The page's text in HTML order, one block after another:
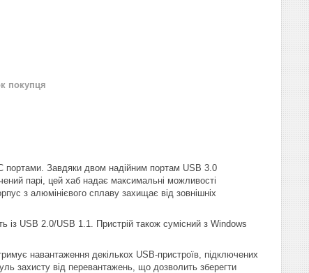
покупця
портами. Завдяки двом надійним портам USB 3.0
парі, цей хаб надає максимальні можливості
з алюмінієвого сплаву захищає від зовнішніх
із USB 2.0/USB 1.1. Пристрій також сумісний з Windows
навантаження декількох USB-пристроїв, підключених
захисту від перевантажень, що дозволить зберегти